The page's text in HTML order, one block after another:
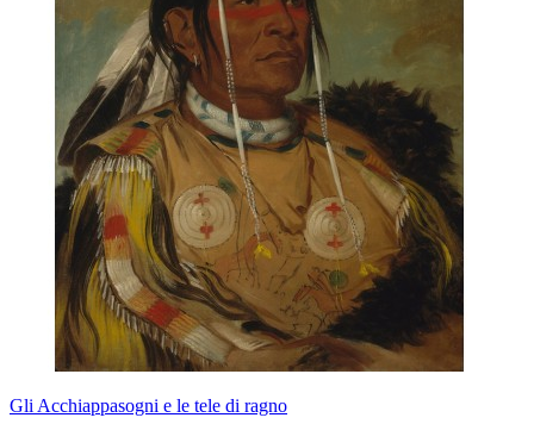
Gli Acchiappasogni e le tele di ragno